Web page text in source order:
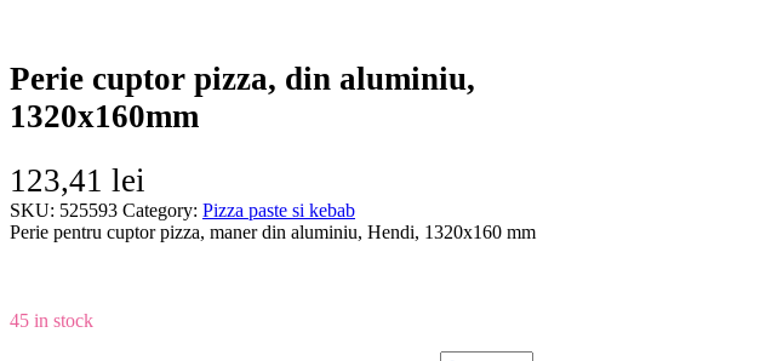
Perie cuptor pizza, din aluminiu,
1320x160mm
123,41 lei
SKU: 525593 Category: Pizza paste si kebab
Perie pentru cuptor pizza, maner din aluminiu, Hendi, 1320x160 mm
45 in stock